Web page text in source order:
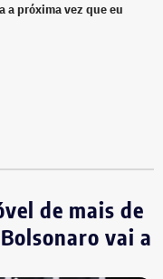
a próxima vez que eu
de mais de
vai a